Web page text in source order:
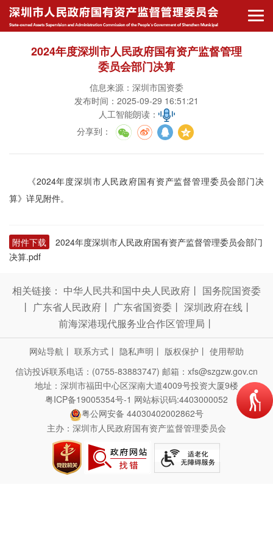
2024年度深圳市人民政府国有资产监督管理
委员会部门决算
信息来源：深圳市国资委
发布时间：2025-09-29 16:51:21
人工智能朗读：
分享到 ：
《2024年度深圳市人民政府国有资产监督管理委员会部门决
算》 详见附件。
附件下载
2024年度深圳市人民政府国有资产监督管理委员会部门
决算.pdf
相关链接： 中华人民共和国中央人民政府 丨 国务院国资委
丨 广东省人民政府 丨 广东省国资委 丨 深圳政府在线 丨
前海深港现代服务业合作区管理局 丨
网站导航 丨 联系方式 丨 隐私声明 丨 版权保护 丨 使用帮助
信访投诉联系电话：(0755-83883747) 邮箱：xfs@szgzw.gov.cn
地址：深圳市福田中心区深南大道4009号投资大厦9楼
粤ICP备19005354号-1 网站标识码:4403000052
粤公网安备 44030402002862号
主办：深圳市人民政府国有资产监督管理委员会